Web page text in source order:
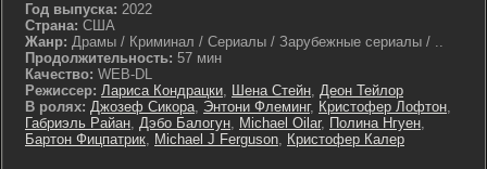
Год выпуска: 2022
Страна: США
Жанр: Драмы / Криминал / Сериалы / Зарубежные сериалы / ..
Продолжительность: 57 мин
Качество: WEB-DL
Режиссер: Лариса Кондрацки, Шена Стейн, Деон Тейлор
В ролях: Джозеф Сикора, Энтони Флеминг, Кристофер Лофтон,
Габриэль Райан, Дэбо Балогун, Michael Oilar, Полина Нгуен,
Бартон Фицпатрик, Michael J Ferguson, Кристофер Калер